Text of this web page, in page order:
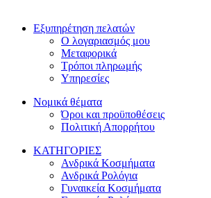
Εξυπηρέτηση πελατών
Ο λογαριασμός μου
Μεταφορικά
Τρόποι πληρωμής
Υπηρεσίες
Νομικά θέματα
Όροι και προϋποθέσεις
Πολιτική Απορρήτου
ΚΑΤΗΓΟΡΙΕΣ
Ανδρικά Κοσμήματα
Ανδρικά Ρολόγια
Γυναικεία Κοσμήματα